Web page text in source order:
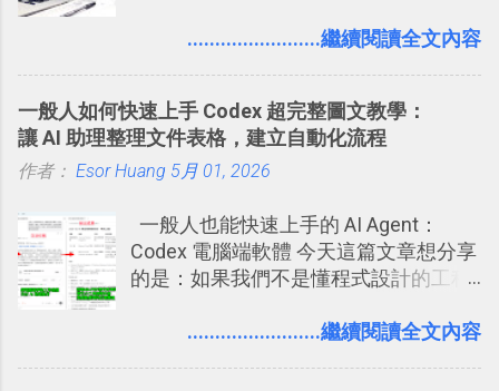
澱自己的使用方法，歸納出「 為什麼值
學。 2015/6/13 新增： 免費專案管理軟
體推薦！困難計畫簡單管理 13 種工具
2016 年新增 ： 如何將 Trello 切換到繁
2016/7/7 新增 ： 如何活用 Trello 記
帳？我的理財計畫心得與看板範本
2016/7/13 新增： 如何將網頁資料快速
2016/8 新增： Trello 開放「強化功能」
短期記憶變成長期記憶。 舉例來說我今
強；然後下次快要忘記可能變成相隔一
個禮拜，這時再次複習，就能把記憶強
化，讓記憶延長到可能半個月；那時候
來一個月的記憶長度！就這樣反覆慢慢
拉長時間練習，就能讓一個東西成為腦
海中更深刻的記憶。 問題是，當我們一
要準備數百個考試問題時，自己手動進
........................繼續閱讀全文內容
一般人如何快速上手 Codex 超完整圖文教學：
讓 AI 助理整理文件表格，建立自動化流程
作者： Esor Huang 5月 01, 2026
一般人也能快速上手的 AI Agent：
Codex 電腦端軟體 今天這篇文章想分享
的是：如果我們不是懂程式設計的工程
（ChatGPT） 的 Codex 工具？ 如何用
........................繼續閱讀全文內容